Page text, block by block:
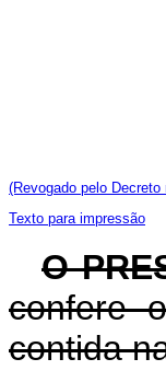
(Revogado pelo Decreto
Texto para impressão
O
confere
contida